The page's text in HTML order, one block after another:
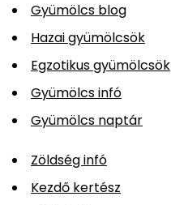
Gyümölcs blog
Hazai gyümölcsök
Egzotikus gyümölcsök
Gyümölcs infó
Gyümölcs naptár
Zöldség infó
Kezdő kertész